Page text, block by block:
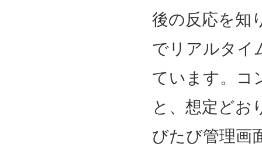
後の反応を知
でリアルタイ
ています。コ
と、想定どお
びたび管理画